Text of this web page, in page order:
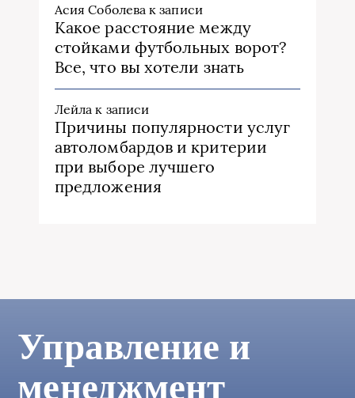
Асия Соболева к записи
Какое расстояние между
стойками футбольных ворот?
Все, что вы хотели знать
Лейла к записи
Причины популярности услуг
автоломбардов и критерии
при выборе лучшего
предложения
Управление и
менеджмент